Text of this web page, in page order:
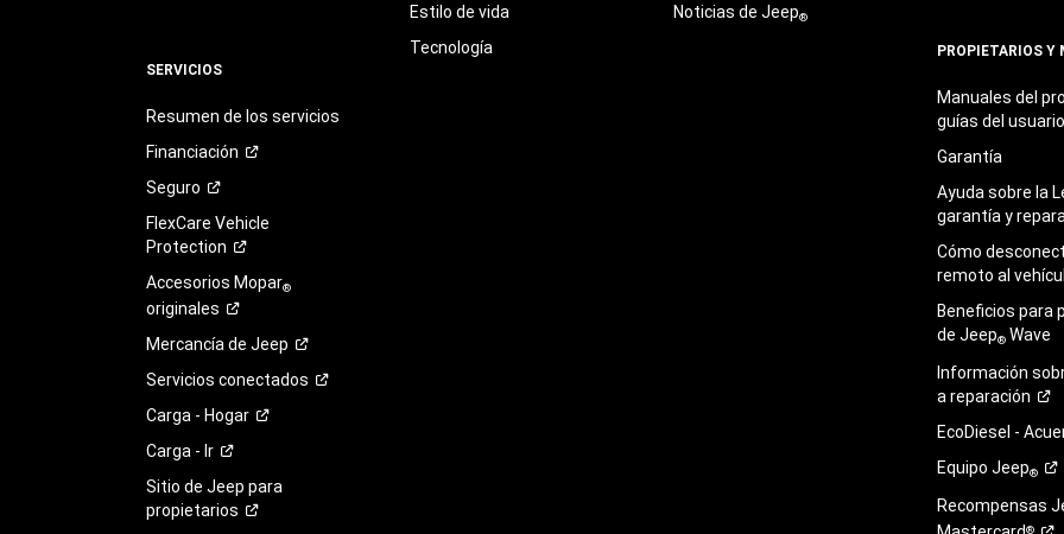
SERVICIOS
Resumen de los servicios
Financiación
Seguro
FlexCare Vehicle
Protection
Accesorios Mopar®
originales
Mercancía de Jeep
Servicios conectados
Carga - Hogar
Carga - Ir
Sitio de Jeep para
propietarios
Estilo de vida
Tecnología
Noticias de Jeep®
PROPIETARIOS Y
Manuales del
guías delusuario
Garantía
Ayuda sobre la
garantía y
Cómo
remoto al
Beneficios para
de Jeep® Wave
Información
areparación
EcoDiesel -
Equipo Jeep®
Recompensas
®